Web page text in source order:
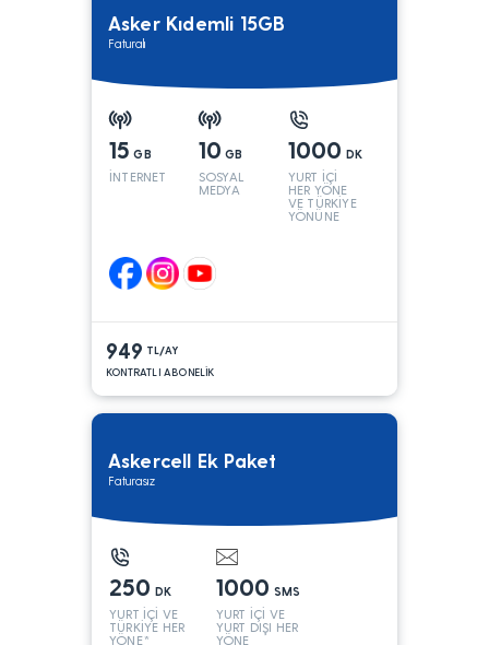
Asker Kıdemli 15GB
Faturalı
15 GB
İNTERNET
10 GB
SOSYAL
MEDYA
1000 DK
YURT İÇİ
HER YÖNE
VE TÜRKİYE
YÖNÜNE
949 TL/AY
KONTRATLI ABONELİK
Askercell Ek Paket
Faturasız
250 DK
YURT İÇİ VE
TÜRKİYE HER
YÖNE*
1000 SMS
YURT İÇİ VE
YURT DIŞI HER
YÖNE